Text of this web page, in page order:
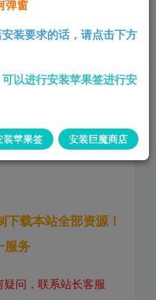
送，微信助手的
送消息(必须后台
黄白助手1.7.8小昕助手
1.0-5
载本站全部资源！
服务
问，联系站长客服
弹窗
装要求的话，请点击下方
以进行安装苹果签进行安
装苹果签 安装巨魔商店